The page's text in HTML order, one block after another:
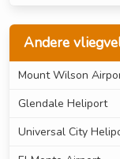
Andere
Mount Wilson
Glendale Heliport
Universal City